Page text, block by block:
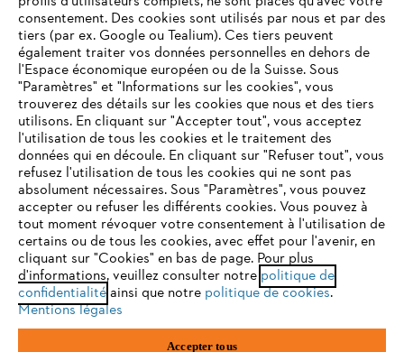
Service
Politique de protection des données
Mentions légales Cookies
Informations juridiques
STIHL VERTRIEBS AG, 8617 Mönchaltorf
VOTRE NAVIGATEUR INTERNET
N'EST PLUS PRIS EN CHARGE
Vous utilisez un navigateur Internet que nous ne prenons plus
en charge, et certaines fonctionnalités de notre site ne
peuvent fonctionner correctement. Pour une utilisation
optimale de notre site, nous vous recommandons de passer à
l'un des navigateurs suivants :
firefox chrome
consentement. Des cookies sont utilisés par nous et par des
tiers (par ex. Google ou Tealium). Ces tiers peuvent
également traiter vos données personnelles en dehors de
l'Espace économique européen ou de la Suisse. Sous
"Paramètres" et "Informations sur les cookies", vous
trouverez des détails sur les cookies que nous et des tiers
utilisons. En cliquant sur "Accepter tout", vous acceptez
l'utilisation de tous les cookies et le traitement des
données qui en découle. En cliquant sur "Refuser tout", vous
refusez l'utilisation de tous les cookies qui ne sont pas
absolument nécessaires. Sous "Paramètres", vous pouvez
accepter ou refuser les différents cookies. Vous pouvez à
tout moment révoquer votre consentement à l'utilisation de
certains ou de tous les cookies, avec effet pour l'avenir, en
cliquant sur "Cookies" en bas de page. Pour plus
d'informations, veuillez consulter notre politique de
confidentialitéainsi que notre politique de cookies.
Mentions légales
Accepter tous